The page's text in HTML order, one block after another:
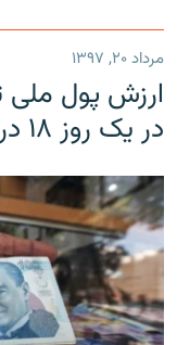
مرداد ۲۰, ۱۳۹۷
ارزش پول ملی
در یک روز ۱۸ درصد سقوط کرد